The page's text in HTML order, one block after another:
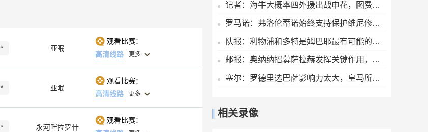
* 亚眠
观看比赛：
高清线路
更多
* 亚眠
观看比赛：
高清线路
更多
* 永河畔拉罗什
观看比赛：
记者：海牛大概率四外援出战申花，图费格季奇最早下轮对泰山复出
罗马诺：弗洛伦蒂诺始终支持保护维尼修斯，即使后者与阿隆索矛盾
队报：利物浦和多特是姆巴耶最有可能的下家，他们已展示各自规划
邮报：奥纳纳招募萨拉赫发挥关键作用，特拉布宗球衣预计卖30万件
塞尔：罗德里选巴萨影响力太大，皇马所有的焦点都被他的决定抢走
相关录像